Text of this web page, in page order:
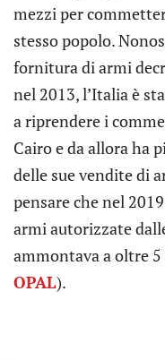
mezzi per
stesso popolo.
fornitura di armi
nel 2013, l’Italia è
a riprendere i
Cairo e da allora ha
delle sue vendite di
pensare che nel
armi autorizzate
ammontava a oltre
OPAL).